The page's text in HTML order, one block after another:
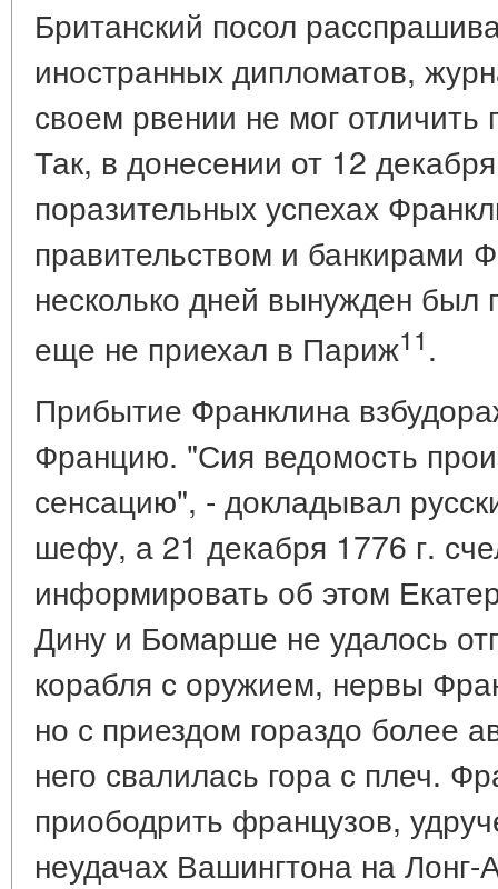
Британский посол
иностранных дипломатов,
своем рвении не мог отличить
Так, в донесении от 12
поразительных успехах
правительством и банкирами
несколько дней вынужден был
еще не приехал в Париж11.
Прибытие Франклина
Францию. "Сия ведомость
сенсацию", - докладывал
шефу, а 21 декабря 1776 г.
информировать об этом
Дину и Бомарше не удалось
корабля с оружием, нервы
но с приездом гораздо более
него свалилась гора с плеч.
приободрить французов,
неудачах Вашингтона на